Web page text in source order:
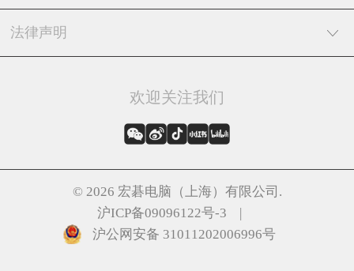
法律声明
欢迎关注我们
© 2026 宏碁电脑（上海）有限公司.
沪ICP备09096122号-3 |
沪公网安备 31011202006996号